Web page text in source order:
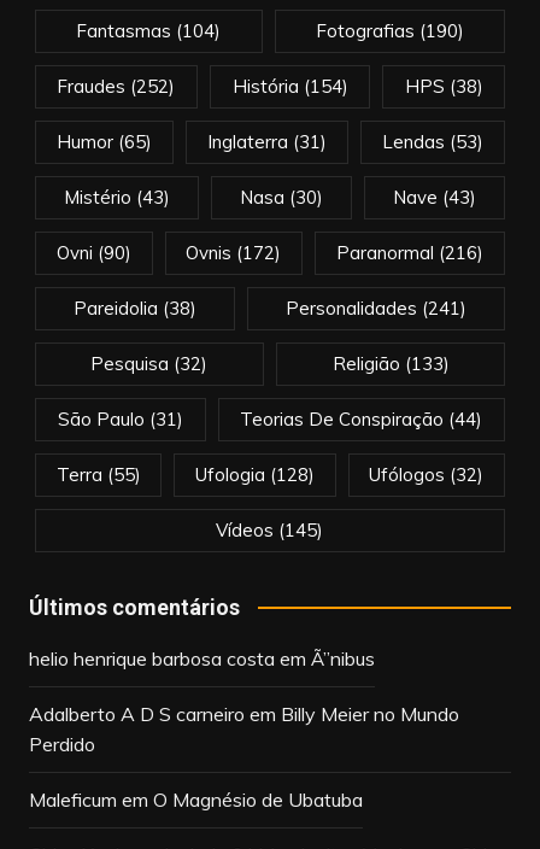
Fantasmas (104) Fotografias (190)
Fraudes (252) História (154) HPS (38)
Humor(65) Inglaterra (31) Lendas (53)
Mistério (43) Nasa (30) Nave (43)
Ovni (90) Ovnis (172) Paranormal (216)
Pareidolia (38) Personalidades (241)
Pesquisa (32) Religião (133)
São Paulo (31) Teorias De Conspiração (44)
Terra (55) Ufologia (128) Ufólogos (32)
Vídeos (145)
Últimos comentários
helio henrique barbosa costa em Ã”nibus
Adalberto A D S carneiro em Billy Meier no Mundo
Perdido
Maleficum em O Magnésio de Ubatuba